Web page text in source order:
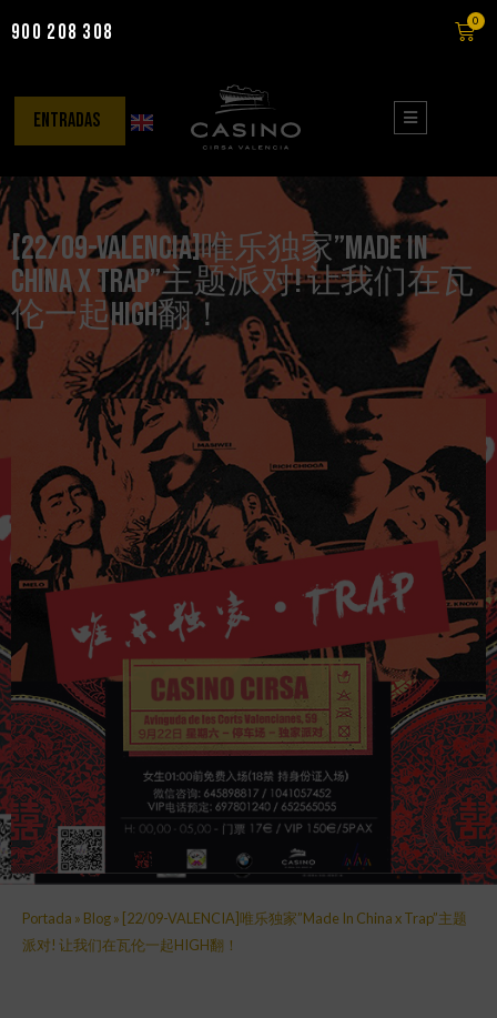
contenido
900 208 308 0
entradas
[22/09-VALENCIA]唯乐独家”Made In
China x Trap”主题派对! 让我们在瓦
伦一起HIGH翻！
Portada » Blog» [22/09-VALENCIA]唯乐独家”Made In China x Trap”主题
派对! 让我们在瓦伦一起HIGH翻！